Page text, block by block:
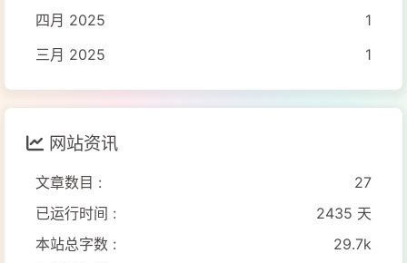
四月 2025
1
三月 2025
1
网站资讯
文章数目 :
27
已运行时间 :
2435 天
本站总字数 :
29.7k